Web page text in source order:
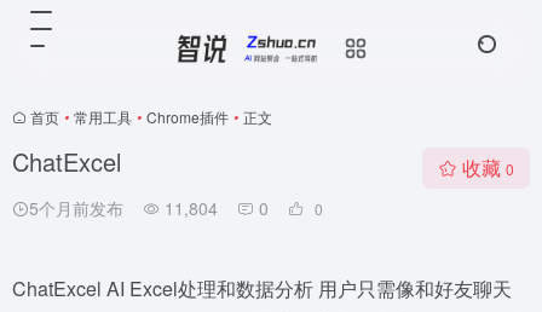
首页 • 常用工具 • Chrome插件 • 正文
ChatExcel
5个月前发布 11,804 0 0
收藏 0
ChatExcel AI Excel处理和数据分析 用户只需像和好友聊天